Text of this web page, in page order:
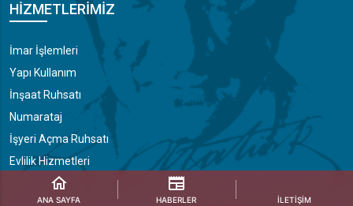
HIZMETLERIMIZ
İmar İşlemleri
Yapı Kullanım
İnşaat Ruhsatı
Numarataj
İşyeri Açma Ruhsatı
Evlilik Hizmetleri
ANA SAYFA HABERLER İLETIŞIM